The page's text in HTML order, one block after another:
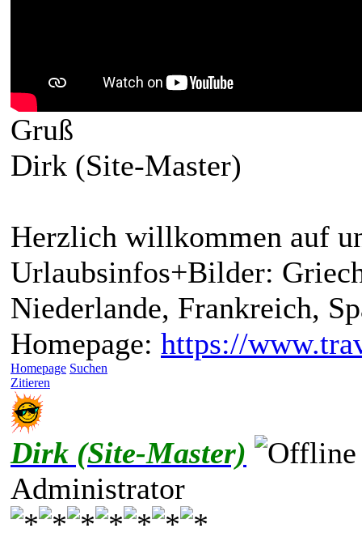
Gruß
Dirk (Site-Master)
Herzlich willkommen auf
Urlaubsinfos+Bilder:
Niederlande, Frankreich,
Homepage: https://
Homepage Suchen
Zitieren
Dirk (Site-Master)
Administrator